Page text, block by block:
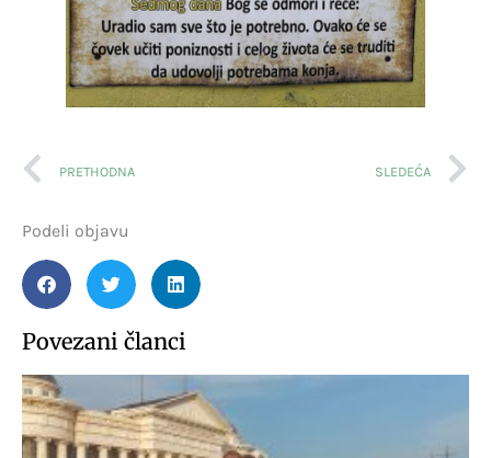
PRETHODNA SLEDEĆA
Podeli objavu
Povezani članci